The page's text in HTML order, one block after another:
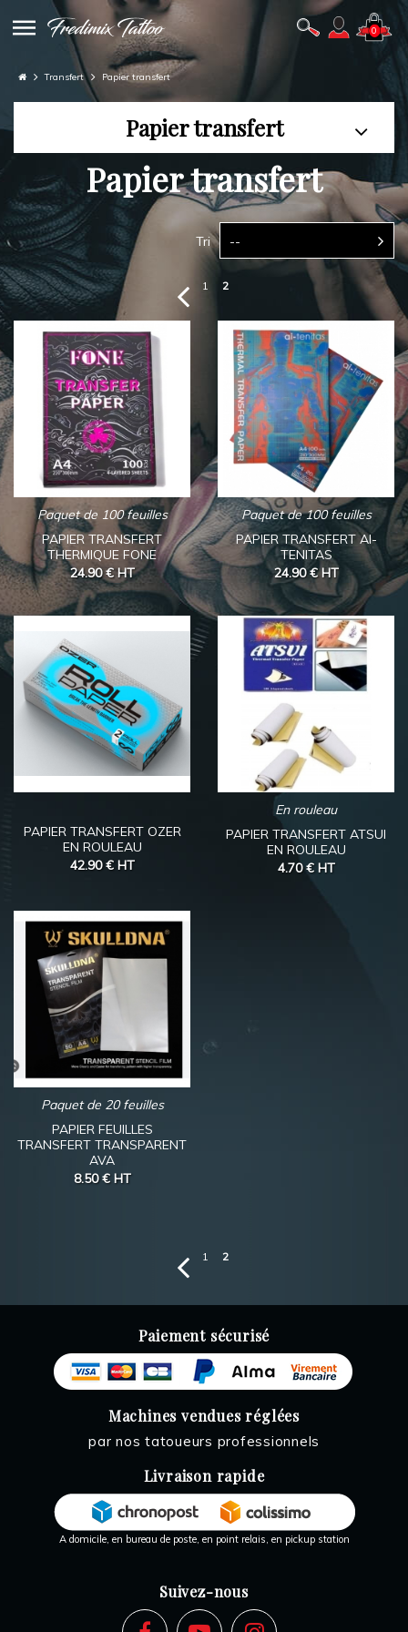
0
Transfert Papier transfert
Papier transfert
Papier transfert
Tri --
1 2
Paquet de 100 feuilles
PAPIER TRANSFERT
THERMIQUE FONE
24.90 €HT
Paquet de 100 feuilles
PAPIER TRANSFERT AI-
TENITAS
24.90 €HT
PAPIER TRANSFERT OZER
EN ROULEAU
42.90 € HT
En rouleau
PAPIER TRANSFERT ATSUI
EN ROULEAU
4.70 € HT
Paquet de 20 feuilles
PAPIER FEUILLES
TRANSFERT TRANSPARENT
AVA
8.50 € HT
1 2
Paiement sécurisé
Machines vendues réglées
par nos tatoueurs professionnels
Livraison rapide
A domicile, en bureau de poste, en point relais, en pickup station
Suivez-nous